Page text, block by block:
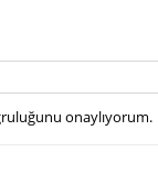
onaylıyorum.